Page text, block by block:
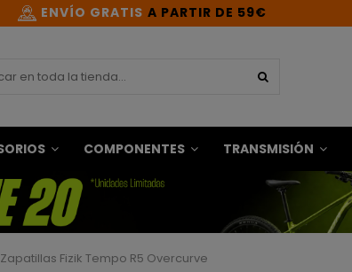
ENVÍO GRATIS A PARTIR DE 59€
COMPONENTES TRANSMISIÓN
Zapatillas Fizik Tempo R5 Overcurve